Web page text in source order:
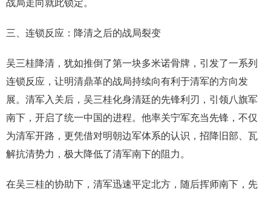
战局走向就此锁定。
三、连锁反应：降清之后的战局裂变
吴三桂降清，犹如推倒了第一块多米诺骨牌，引发了一系列
连锁反应，让明清鼎革的战局持续向有利于清军的方向发
展。清军入关后，吴三桂化身清廷的先锋利刃，引领八旗军
南下，开启了统一中国的进程。他率关宁军充当先锋，不仅
为清军开路，更凭借对明朝边军体系的认识，招降旧部、瓦
解抗清势力，极大降低了清军南下的阻力。
在吴三桂的协助下，清军迅速平定北方，随后挥师南下，先